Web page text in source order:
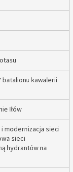
kawalerii
Iłów
modernizacja sieci
sieci
hydrantów na